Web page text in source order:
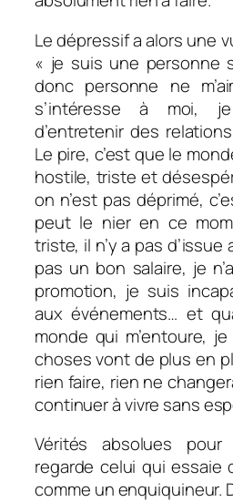
Le dépressif a alors une
« je suis une personne
donc personne ne
s’intéresse à moi,
d’entretenir des
Le pire, c’est que le
hostile, triste et
on n’est pas déprimé,
peut le nier en ce
triste, il n’y a pas d’issue
pas un bon salaire, je
promotion, je suis
aux événements… et
monde qui m’entoure,
choses vont de plus en
rien faire, rien ne
continuer à vivre sans
Vérités absolues
regarde celui qui essaie
comme un enquiquineur.